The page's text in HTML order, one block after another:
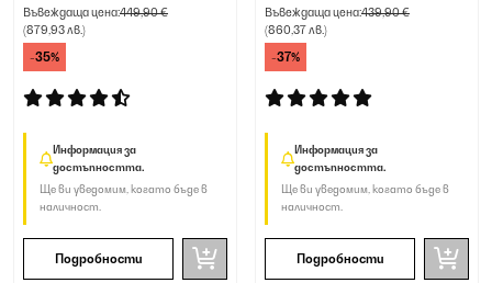
Въвеждаща цена:449,90 €
(879,93 лв.)
-35%
Информация за
достъпността.
Ще ви уведомим, когато бъде в
наличност.
Подробности
Въвеждаща цена:439,90 €
(860,37 лв.)
-37%
Информация за
достъпността.
Ще ви уведомим, когато бъде в
наличност.
Подробности